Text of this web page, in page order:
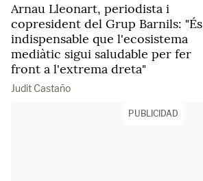
Arnau Lleonart, periodista i
copresident del Grup Barnils: "És
indispensable que l'ecosistema
mediàtic sigui saludable per fer
front a l'extrema dreta"
Judit Castaño
PUBLICIDAD